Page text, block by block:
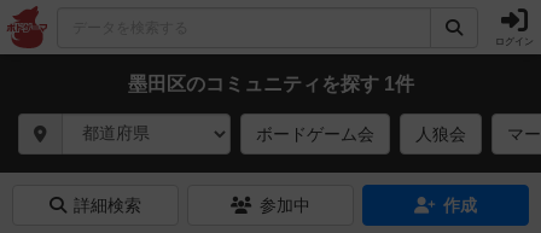
ログイン
墨田区のコミュニティを探す 1件
ボードゲーム会 人狼会 マ
詳細検索 参加中 作成